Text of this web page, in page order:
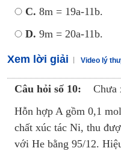
C. 8m = 19a-11b.
D. 9m = 20a-11b.
Xem lời giải Video lý
Câu hỏi số 10:
Chưa
Hỗn hợp A gồm 0,1
chất xúc tác Ni, thu
với He bằng 95/12.